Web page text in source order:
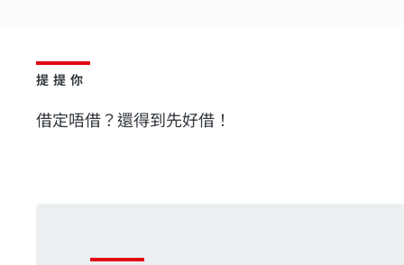
提提你
借定唔借？還得到先好借！